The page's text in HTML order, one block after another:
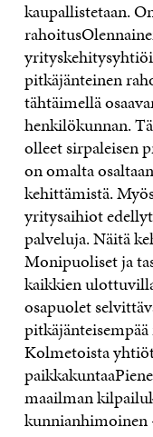
kaupallistetaan.
pitkäjänteinen
tähtäimellä
henkilökunnan.
olleet sirpaleisen
on omalta
kehittämistä.
yritysaihiot
palveluja. Näitä
Monipuoliset ja
kaikkien
osapuolet
Kolmetoista
maailman
kunnianhimoinen